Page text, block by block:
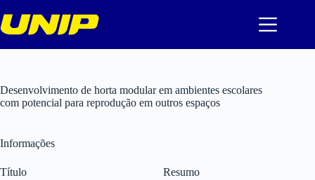
para
o
Desenvolvimento de horta modular em ambientes escolares
com potencial para reprodução em outros espaços
Informações
Título Resumo